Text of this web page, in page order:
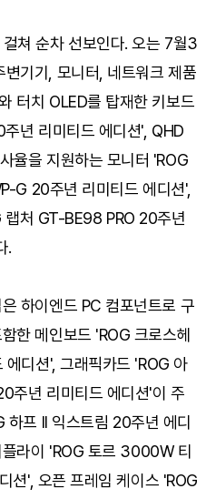
쳐 순차 선보인다. 오는 7월3
기기, 모니터, 네트워크 제품
터치 OLED를 탑재한 키보드
년 리미티드 에디션', QHD
율을 지원하는 모니터 'ROG
G 20주년 리미티드 에디션',
처 GT-BE98 PRO 20주년
.
하이엔드 PC 컴포넌트로 구
한 메인보드 'ROG 크로스헤
디션', 그래픽카드 'ROG 아
주년 리미티드 에디션'이 주
하프 II 익스트림 20주년 에디
라이 'ROG 토르 3000W 티
션', 오픈 프레임 케이스 'ROG